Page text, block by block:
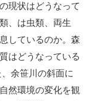
現状はどうなって
、は虫類、両生
しているのか。森
はどうなっている
余笹川の斜面に
然環境の変化を観